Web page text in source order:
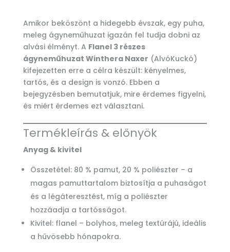
Amikor beköszönt a hidegebb évszak, egy puha,
meleg ágyneműhuzat igazán fel tudja dobni az
alvási élményt. A Flanel 3 részes
ágyneműhuzat Winthera Naxer (AlvóKuckó)
kifejezetten erre a célra készült: kényelmes,
tartós, és a design is vonzó. Ebben a
bejegyzésben bemutatjuk, mire érdemes figyelni,
és miért érdemes ezt választani.
Termékleírás & előnyök
Anyag & kivitel
Összetétel: 80 % pamut, 20 % poliészter – a
magas pamuttartalom biztosítja a puhaságot
és a légáteresztést, míg a poliészter
hozzáadja a tartósságot.
Kivitel: flanel – bolyhos, meleg textúrájú, ideális
a hűvösebb hónapokra.